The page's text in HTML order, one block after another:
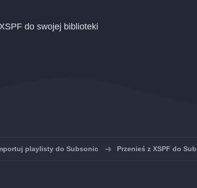
do swojej biblioteki
playlisty do Subsonic Przenieś z XSPF do